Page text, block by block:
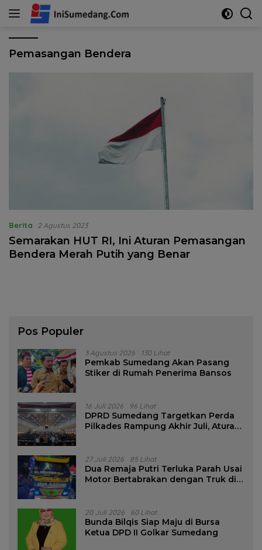
Langsung
Pemasangan Bendera
Berita 2 Agustus 2023
Semarakan HUT RI, Ini Aturan Pemasangan
Bendera Merah Putih yang Benar
Pos Populer
3 Agustus 2026 130 Lihat
Pemkab Sumedang Akan Pasang
Stiker di Rumah Penerima Bansos
16 Juli 2026 96 Lihat
DPRD Sumedang Targetkan Perda
Pilkades Rampung Akhir Juli, Aturan
27 Juli 2026 85 Lihat
Dua Remaja Putri Terluka Parah Usai
Motor Bertabrakan dengan Truk di
20 Juli 2026 60 Lihat
Bunda Bilqis Siap Maju di Bursa
Ketua DPD II Golkar Sumedang